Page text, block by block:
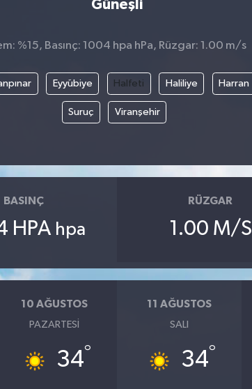
Güneşli
%15, Basınç: 1004 hpa hPa, Rüzgar: 1.00 m/s
Eyyübiye Halfeti Haliliye Harran
Suruç Viranşehir
BASINÇ
HPA hpa
RÜZGAR
1.00 M/S
10 AĞUSTOS
PAZARTESI
34°
11 AĞUSTOS
SALI
34°